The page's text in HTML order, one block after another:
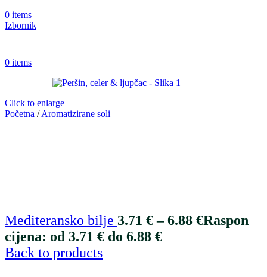
0 items
Izbornik
0 items
Click to enlarge
Početna / Aromatizirane soli
Mediteransko bilje 3.71 € – 6.88 €Raspon
cijena: od 3.71 € do 6.88 €
Back to products